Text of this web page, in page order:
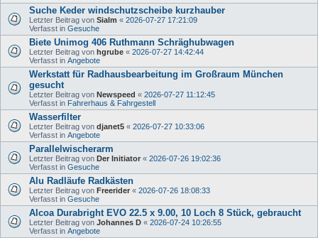
Suche Keder windschutzscheibe kurzhauber
Letzter Beitrag von Sialm « 2026-07-27 17:21:09
Verfasst in Gesuche
Biete Unimog 406 Ruthmann Schräghubwagen
Letzter Beitrag von hgrube « 2026-07-27 14:42:44
Verfasst in Angebote
Werkstatt für Radhausbearbeitung im Großraum München
gesucht
Letzter Beitrag von Newspeed « 2026-07-27 11:12:45
Verfasst in Fahrerhaus & Fahrgestell
Wasserfilter
Letzter Beitrag von djanet5 « 2026-07-27 10:33:06
Verfasst in Angebote
Parallelwischerarm
Letzter Beitrag von Der Initiator « 2026-07-26 19:02:36
Verfasst in Gesuche
Alu Radläufe Radkästen
Letzter Beitrag von Freerider « 2026-07-26 18:08:33
Verfasst in Gesuche
Alcoa Durabright EVO 22.5 x 9.00, 10 Loch 8 Stück, gebraucht
Letzter Beitrag von Johannes D « 2026-07-24 10:26:55
Verfasst in Angebote